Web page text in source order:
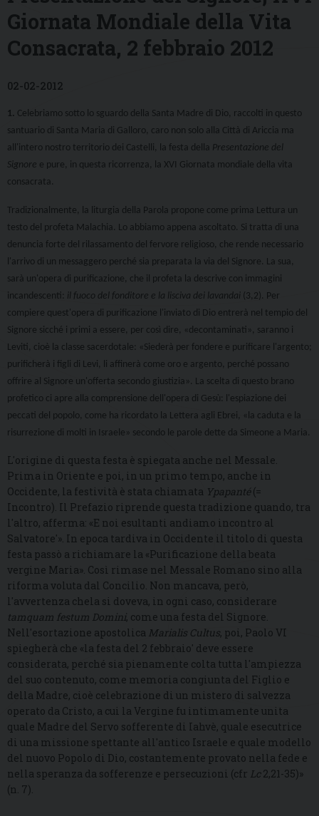
Giornata Mondiale della Vita
Consacrata, 2 febbraio 2012
02-02-2012
1. Celebriamo sotto lo sguardo della Santa Madre di Dio, raccolti in questo
santuario di Santa Maria di Galloro, caro non solo alla Città di Ariccia ma
all'intero nostro territorio dei Castelli, la festa della Presentazione del
Signore e pure, in questa ricorrenza, la XVI Giornata mondiale della vita
consacrata.
Tradizionalmente, la liturgia della Parola propone come prima Lettura un
testo del profeta Malachia. Lo abbiamo appena ascoltato. Si tratta di una
denuncia forte del rilassamento del fervore religioso, che rende necessario
l'arrivo di un messaggero perché sia preparata la via del Signore. La sua,
sarà un'opera di purificazione, che il profeta la descrive con immagini
incandescenti: il fuoco del fonditore e la lisciva dei lavandai (3,2). Per
compiere quest'opera di purificazione l'inviato di Dio entrerà nel tempio del
Signore sicché i primi a essere, per così dire, « decontaminati », saranno i
Leviti, cioè la classe sacerdotale:
«Siederà per fondere e purificare l'argento;
purificherà i figli di Levi, li affinerà come oro e argento, perché possano
offrire al Signore un'offerta secondo giustizia ». La scelta di questo brano
profetico ci apre alla comprensione dell'opera di Gesù: l'espiazione dei
peccati del popolo, come ha ricordato la Lettera agli Ebrei, « la caduta e la
risurrezione di molti in Israele» secondo le parole dette da Simeone a Maria.
L'origine di questa festa è spiegata anche nel Messale.
Prima in Oriente e poi, in un primo tempo, anche in
Occidente, la festività è stata chiamata Ypapanté(=
Incontro). Il Prefazio riprende questa tradizione quando, tra
l'altro, afferma: «E noi esultanti andiamo incontro al
Salvatore'». In epoca tardiva in Occidente il titolo di questa
festa passò a richiamare la «Purificazione della beata
vergine Maria». Così rimase nel Messale Romano sino alla
riforma voluta dal Concilio. Non mancava, però,
l'avvertenza chela si doveva, in ogni caso, considerare
tamquam festum Domini, come una festa del Signore.
Nell'esortazione apostolica Marialis Cultus, poi, Paolo VI
spiegherà che «la festa del 2 febbraio' deve essere
considerata, perché sia pienamente colta tutta l'ampiezza
del suo contenuto, come memoria congiunta del Figlio e
della Madre, cioè celebrazione di un mistero di salvezza
operato da Cristo, a cui la Vergine fu intimamente unita
quale Madre del Servo sofferente di Iahvè, quale esecutrice
di una missione spettante all'antico Israele e quale modello
del nuovo Popolo di Dio, costantemente provato nella fede e
nella speranza da sofferenze e persecuzioni (cfr Lc2,21-35)»
(n. 7).